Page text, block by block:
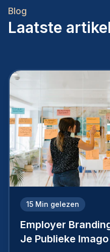
Blog
Laatste
15 Min gelezen
Employer
Je Publieke